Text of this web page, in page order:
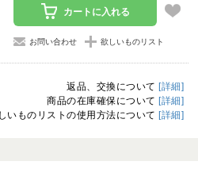
カートに入れる
お問い合わせ 欲しいものリスト
返品、交換について [詳細]
商品の在庫確保について [詳細]
いものリストの使用方法について [詳細]